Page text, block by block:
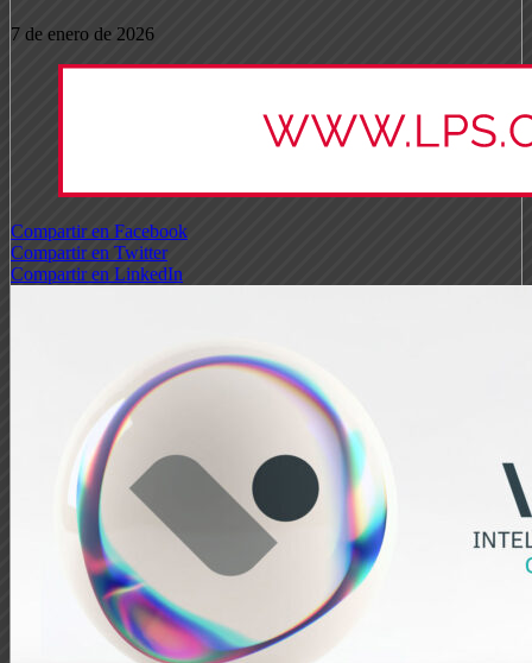
7 de enero de 2026
Compartir en Facebook
Compartir en Twitter
Compartir en LinkedIn